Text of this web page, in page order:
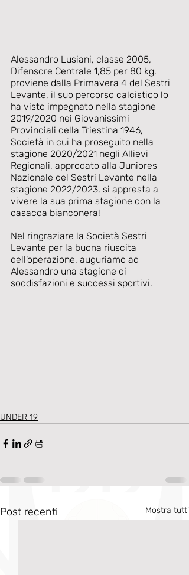
Alessandro Lusiani, classe 2005,
Difensore Centrale 1,85 per 80 kg.
proviene dalla Primavera 4 del Sestri
Levante, il suo percorso calcistico lo
ha visto impegnato nella stagione
2019/2020 nei Giovanissimi
Provinciali della Triestina 1946,
Società in cui ha proseguito nella
stagione 2020/2021 negli Allievi
Regionali, approdato alla Juniores
Nazionale del Sestri Levante nella
stagione 2022/2023, si appresta a
vivere la sua prima stagione con la
casacca bianconera!
Nel ringraziare la Società Sestri
Levante per la buona riuscita
dell'operazione, auguriamo ad
Alessandro una stagione di
soddisfazioni e successi sportivi.
UNDER 19
Post recenti Mostra tutti